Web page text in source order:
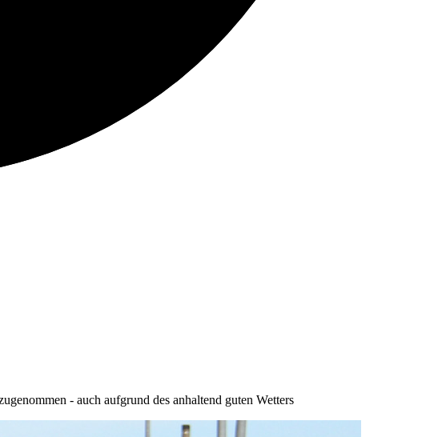
- auch aufgrund des anhaltend guten Wetters